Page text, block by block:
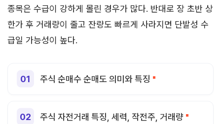
종목은 수급이 강하게 몰린 경우가 많다. 반대로 장 초반 상
한가 후 거래량이 줄고 잔량도 빠르게 사라지면 단발성 수
급일 가능성이 높다.
주식 순매수 순매도 의미와 특징
주식 자전거래 특징, 세력, 작전주, 거래량